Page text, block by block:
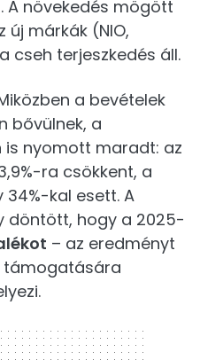
A növekedés mögött
új márkák (NIO,
cseh terjeszkedés áll.
a bevételek
bővülnek, a
nyomott maradt: az
ra csökkent, a
kal esett. A
döntött, hogy a 2025-
– az eredményt
támogatására